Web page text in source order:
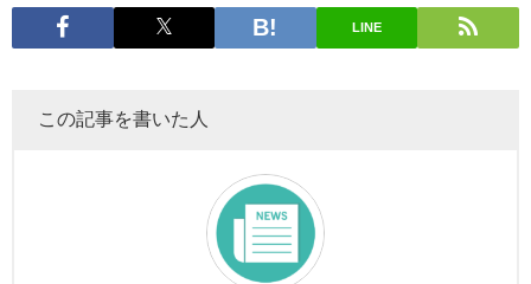
LINE
この記事を書いた人